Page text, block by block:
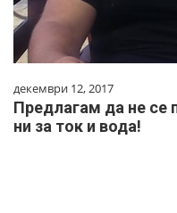
декември 12, 2017
Предлагам да не се
ни за ток и вода!